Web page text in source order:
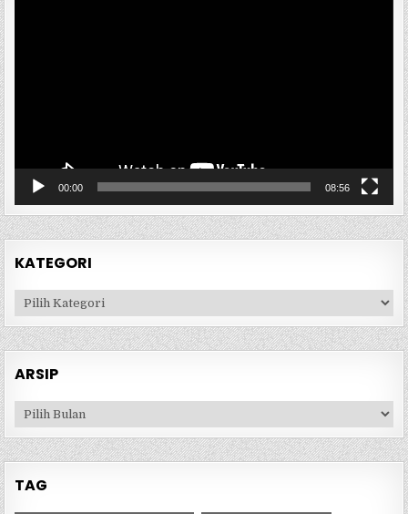
00:00 08:56
KATEGORI
Kategori
ARSIP
Arsip
TAG